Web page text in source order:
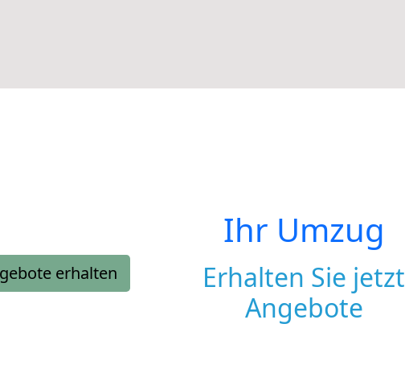
erhalten
Ihr Umzug
Erhalten Sie jetzt
Angebote